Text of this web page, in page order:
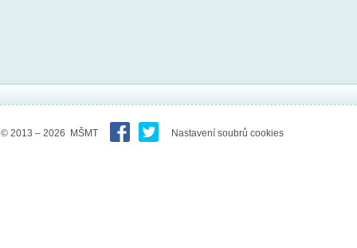
© 2013 – 2026 MŠMT Nastavení soubrů cookies